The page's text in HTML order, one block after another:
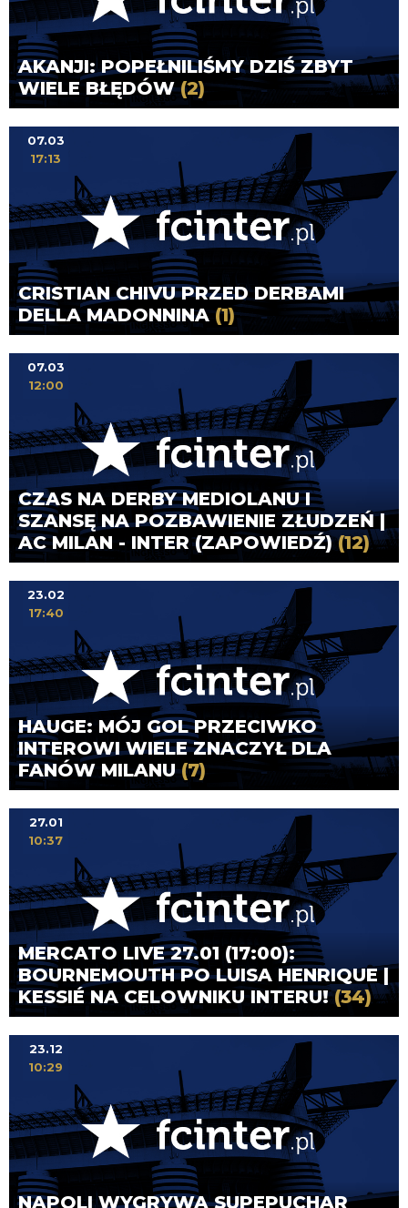
AKANJI: POPEŁNILIŚMY DZIŚ ZBYT
WIELE BŁĘDÓW(2)
CRISTIAN CHIVU PRZED DERBAMI
DELLA MADONNINA (1)
07.03
17:13
CZAS NA DERBY MEDIOLANU I
SZANSĘ NA POZBAWIENIE ZŁUDZEŃ |
AC MILAN - INTER (ZAPOWIEDŹ)(12)
07.03
12:00
HAUGE: MÓJ GOL PRZECIWKO
INTEROWI WIELE ZNACZYŁ DLA
FANÓW MILANU(7)
23.02
17:40
MERCATO LIVE 27.01 (17:00):
BOURNEMOUTH PO LUISA HENRIQUE |
KESSIÉ NA CELOWNIKU INTERU!(34)
27.01
10:37
NAPOLI WYGRYWA SUPEPUCHAR
23.12
10:29